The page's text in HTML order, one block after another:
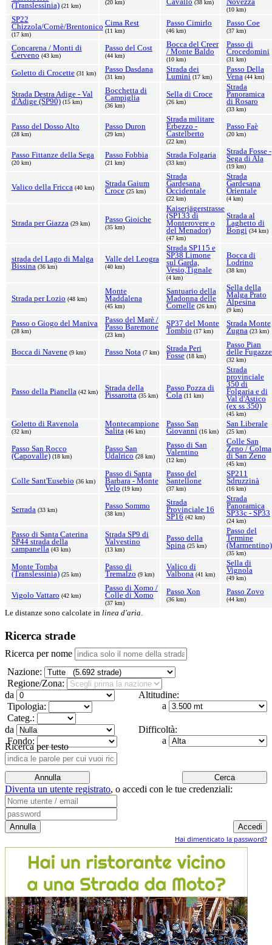
(Translessinia) (21 km)
(20 km) Cavallo (38 km) Novezza
(10 km)
SP22
Chizzola/Cornè/Brentonico
(17 km)
Cima Rest
(11 km)
Passo Cimirlo
(46 km)
Passo Coe
(37 km)
Concarena / Monti di
Cerveno (43 km)
Passo del Cost
(44 km)
Bocca del Creer
/ Monte Baldo
(10 km)
Passo di
Crocedomini
(31 km)
Goletto di Crocette (31 km) Passo Dasdana
(31 km)
Strada dei
Lumini (17 km)
Passo Della
Vena (44 km)
Strada Destra Adige - Val
d'Adige (SP90) (15 km)
Bocchetta di
Campiglia
(36 km)
Sella di Croce
(26 km)
Strada
Panoramica
di Rosaro
(33 km)
Passo del Dosso Alto
(28 km)
Passo Duron
(29 km)
Strada militare
Erbezzo -
Castelberto
(22 km)
Passo Faè
(20 km)
Passo Fittanze della Sega
(20 km)
Passo Fobbia
(21 km)
Strada Folgaria
(33 km)
Strada Fosse -
Sega di Ala
(19 km)
Valico della Fricca (40 km)
Strada Gaium
Croce (25 km)
Strada
Gardesana
Occidentale
(22 km)
Strada
Gardesana
Orientale
(4 km)
Strada per Giazza (29 km) Passo Gioiche
(35 km)
Kaiserjägerstrasse
(SP133 di
Monterovere o
del Menador)
(47 km)
Strada al
Laghetto di
Bongi (34 km)
strada del Lago di Malga
Bissina (36 km)
Valle del Leogra
(40 km)
Strada SP115 e
SP38 Limone
sul Garda,
Vesio,Tignale
(4 km)
Bocca di
Lodrino
(38 km)
Strada per Lozio (48 km)
Monte
Maddalena
(45 km)
Santuario della
Madonna delle
Cornelle (26 km)
Sella della
Malga Prato
Alpesina
(9 km)
Passo o Giogo del Maniva
(28 km)
Passo del Marè /
Passo Baremone
(23 km)
SP37 del Monte
Tombio (17 km)
Strada Monte
Zugna (23 km)
Bocca di Navene (9 km) Passo Nota (7 km)
Strada Peri
Fosse (18 km)
Passo Pian
delle Fugazze
(32 km)
Passo della Pianella (42 km)
Strada della
Pissarotta (35 km)
Passo Pozza di
Cola (11 km)
Strada
provinciale
350 di
Folgaria e di
Val d'Astico
(ex ss 350)
(45 km)
Goletto di Ravenola
(32 km)
Montecampione
Salita (46 km)
Passo San
Giovanni (16 km)
San Liberale
(25 km)
Passo San Rocco
(Capovalle) (18 km)
Passo San
Udalrico (28 km)
Passo di San
Valentino
(12 km)
Colle San
Zeno / Colma
di San Zeno
(45 km)
Colle Sant'Eusebio (36 km)
Passo di Santa
Barbara - Monte
Velo (19 km)
Passo del
Santellone
(37 km)
SP211
Sdruzzinà
(16 km)
Serrada (33 km) Passo Sommo
(38 km)
Strada
Provinciale 16
SP16 (42 km)
Strada
Panoramica
SP33c - SP33
(24 km)
Passo di Santa Caterina
SP44 strada della
campanella (43 km)
Strada SP9 di
Valvestino
(13 km)
Passo della
Spina (25 km)
Passo del
Termine
(Marmentino)
(35 km)
Monte Tomba
(Translessinia) (25 km)
Passo di
Tremalzo (9 km)
Valico di
Valbona (41 km)
Sella di
Vignola
(49 km)
Vigolo Vattaro (42 km)
Passo di Xomo /
Colle di Xomo
(37 km)
Passo Xon
(36 km)
Passo Zovo
(44 km)
Le distanze sono calcolate in linea d'aria.
Ricerca strade
Ricerca per nome
Nazione:
Regione/Zona:
Altitudine:
da
a
Tipologia:
Categ.:
Difficoltà:
da
a
Fondo:
Ricerca per testo
Diventa un utente registrato, o accedi con le tue credenziali:
Hai dimenticato la password?